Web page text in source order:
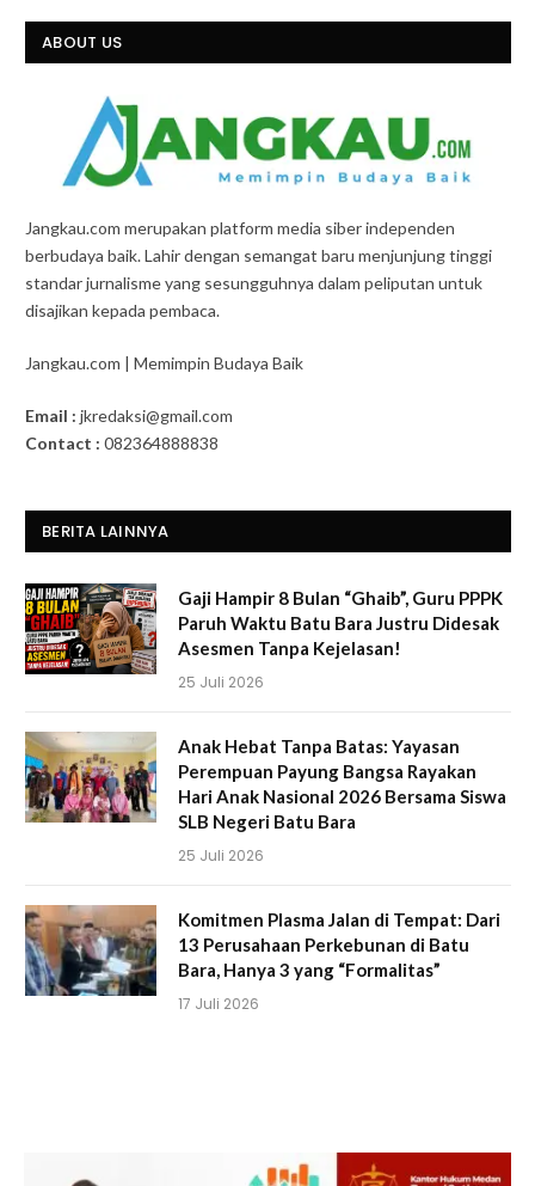
ABOUT US
Jangkau.com merupakan platform media siber independen
berbudaya baik. Lahir dengan semangat baru menjunjung tinggi
standar jurnalisme yang sesungguhnya dalam peliputan untuk
disajikan kepada pembaca.
Jangkau.com | Memimpin Budaya Baik
Email : jkredaksi@gmail.com
Contact : 082364888838
BERITA LAINNYA
Gaji Hampir 8 Bulan “Ghaib”, Guru PPPK
Paruh Waktu Batu Bara Justru Didesak
Asesmen Tanpa Kejelasan!
25 Juli 2026
Anak Hebat Tanpa Batas: Yayasan
Perempuan Payung Bangsa Rayakan
Hari Anak Nasional 2026 Bersama Siswa
SLB Negeri Batu Bara
25 Juli 2026
Komitmen Plasma Jalan di Tempat: Dari
13 Perusahaan Perkebunan di Batu
Bara, Hanya 3 yang “Formalitas”
17 Juli 2026